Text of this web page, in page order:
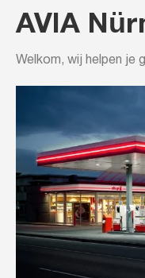
AVIA
Welkom, wij helpen je